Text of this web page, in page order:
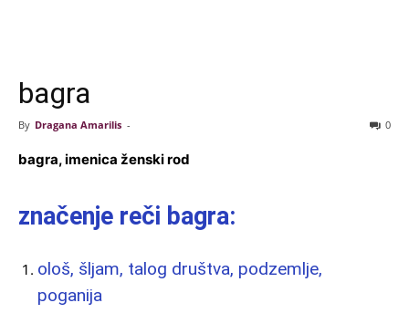
bagra
By Dragana Amarilis - 0
bagra, imenica ženski rod
značenje reči bagra:
ološ, šljam, talog društva, podzemlje,
poganija